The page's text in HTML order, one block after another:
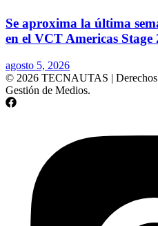
Se aproxima la última
en el VCT Americas Stage
agosto 5, 2026
© 2026 TECNAUTAS | Derechos
Gestión de Medios.